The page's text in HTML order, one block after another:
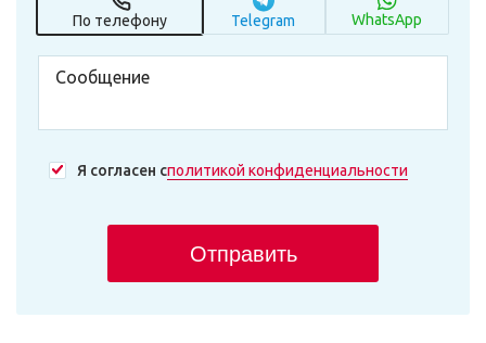
По телефону Telegram WhatsApp
Я согласен сполитикой конфиденциальности
Отправить